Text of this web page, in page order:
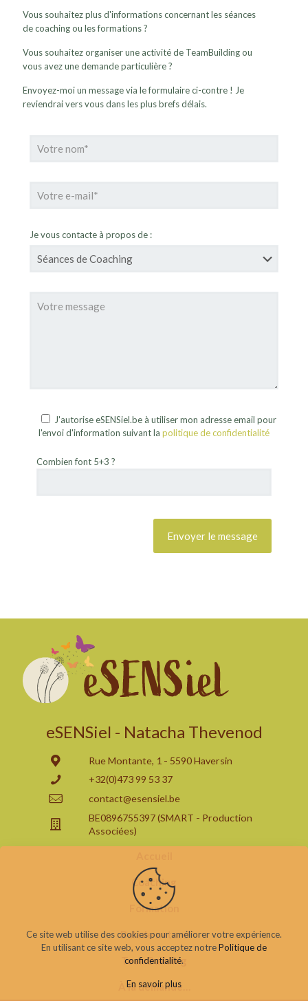
Vous souhaitez plus d'informations concernant les séances
de coaching ou les formations ?
Vous souhaitez organiser une activité de TeamBuilding ou
vous avez une demande particulière ?
Envoyez-moi un message via le formulaire ci-contre ! Je
reviendrai vers vous dans les plus brefs délais.
Je vous contacte à propos de :
J'autorise eSENSiel.be à utiliser mon adresse email pour
l'envoi d'information suivant la politique de confidentialité
Combien font 5+3 ?
eSENSiel - Natacha Thevenod
Rue Montante, 1 - 5590 Haversin
+32(0)473 99 53 37
contact@esensiel.be
BE0896755397 (SMART - Production
Associées)
Coaching
Formation
Balade nature
TeamBuilding
À la demande…
Ce site web utilise des cookies pour améliorer votre expérience.
En utilisant ce site web, vous acceptez notrePolitique de
confidentialité.
En savoir plus